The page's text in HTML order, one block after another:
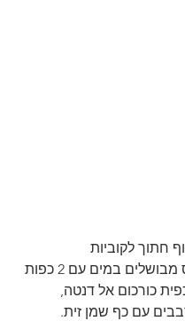
250 גרם נודלס מבושלים במים עם 2 כפות
כורכום אל דנטה,
עם כף שמן זית.